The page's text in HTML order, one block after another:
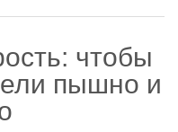
чтобы
пышно и